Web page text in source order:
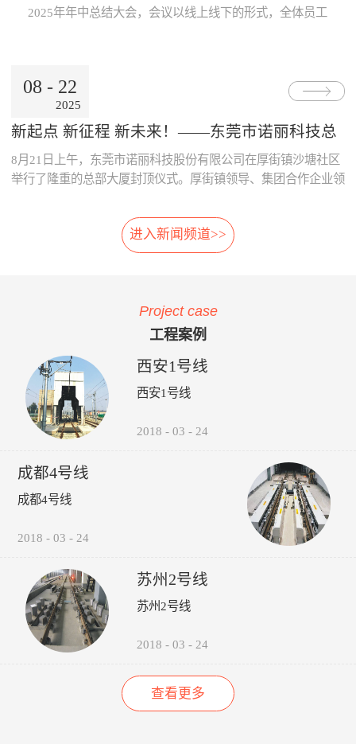
片；· 系统采用了主要部件做
法，根据故障模式进行恢复控
数据的及时、准确传递与分
本的明细，分析重要设备整个
采购决策、控制维修成本提供
了依据，减少企业不必要的浪
费。· 优化资源的配置：系统
提供的资源冲突检测预警功
化，合理的优化了人、财、物
资源。 项目案例与客户反
艺文件的执行力度，通过全貌
化、公开化、信息化系统自动
评价、月报分析，加强了员工
的检修责任心以来，其车辆检
修的运营故障（正线故障）呈
下降趋势（↓14%），而自检
（↑35%），效果如下图所
间长了，车辆多了，管理就跟
不上了，人员变动，对维修维
护工作影响很大，而诺丽科技
的车辆检修管理系统全面解决
了我们以往工作中的所有难
了，管理更规范标准了，我们
上了一个新台阶了。” ——重
修管理人员
Internet公用网络，也可使用地
4、用户终端· 移动用户终端
· 固定用户终端 系统功能： 当
电动列车在线运行时，系统应
能对受电弓与电网之间由于离
线、硬点产生拉弧的现象、受
电弓中心线偏移量、受电弓弓
的运行参数进行检测。并具有
对检测出的超标数据进行自动
主要功能如下：当电动列车在
线运行时，系统对弓网运行情
况实时监测，对受电弓拉弧、
受电弓弓头异常、羊角变形、
碳滑板磨耗、受电弓硬点冲
击、弓网温度、接触网磨耗、
接触网几何参数进行检测，对
接触网的悬挂部件异常状态进
行智能识别。并具有对检测出
数据和图像进行无线传输、记
录、分析、判断、评价功能。
线激光专利技术，模块化设
运营期，进行加装，安装于正
搭建专用检测棚等配套设
施。 3、免维护:核心元件
选用进口件，整体设计安装简
便，远程监控，软件具备自动
需人工分析，系统自动出具智
能分析结果，提供检修月报，
析、轨道异常分析等。 5、
自动方案:根据月报分析结
果，系统自动出具维修方案建
议，包括:厂家选型建议、轮
时机建议轨道打磨建议、轮对
润滑建议。 6、图形化:所
验证，可通过轮录像及照片，
自动采集、分析、计算、传输
通信功能，探测站实现无人值
守。2、自动检测通过车辆的
轮对踏面擦伤深度与面积、轮
缘厚度、轮缘高度、QR值、
2025年年中总结大会，会议以线上线下的形式，全体员工
东率先作《诺丽科技2025年上半年工作总结及下半年工作
计划》报告，从多维度系统梳理上半年成果...
08 - 22
2025
新起点 新征程 新未来！——东莞市诺丽科技总
部大厦喜封金顶，开启发展新篇章
8月21日上午，东莞市诺丽科技股份有限公司在厚街镇沙塘社区
举行了隆重的总部大厦封顶仪式。厚街镇领导、集团合作企业领
起，气氛热烈喜庆，董事长朱晓东为舞狮点睛，为整个活动增添
了浓郁的传统韵味和欢快氛围。 随后，公司领导与嘉宾们一
进入新闻频道>>
Project case
工程案例
西安1号线
西安1号线
2018 - 03 - 24
成都4号线
成都4号线
2018 - 03 - 24
苏州2号线
苏州2号线
2018 - 03 - 24
查看更多